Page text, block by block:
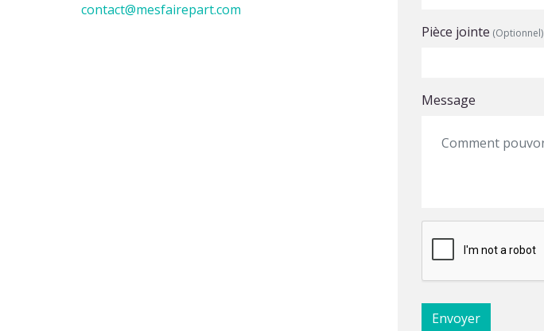
contact@mesfairepart.com
Pièce jointe (Optionnel)
Message